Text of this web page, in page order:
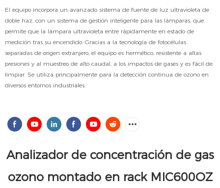
El equipo incorpora un avanzado sistema de fuente de luz ultravioleta de
doble haz, con un sistema de gestión inteligente para las lámparas, que
permite que la lámpara ultravioleta entre rápidamente en estado de
medición tras su encendido. Gracias a la tecnología de fotocélulas
separadas de origen extranjero, el equipo es hermético, resistente a altas
presiones y al muestreo de alto caudal, a los impactos de gases y es fácil de
limpiar. Se utiliza principalmente para la detección continua de ozono en
diversos entornos industriales.
Analizador de concentración de gas
ozono montado en rack MIC600OZ